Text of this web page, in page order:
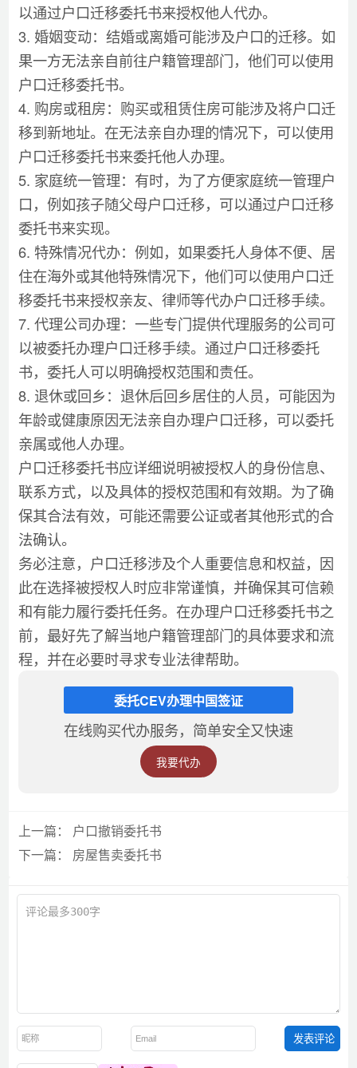
以通过户口迁移委托书来授权他人代办。
3. 婚姻变动：结婚或离婚可能涉及户口的迁移。如
果一方无法亲自前往户籍管理部门，他们可以使用
户口迁移委托书。
4. 购房或租房：购买或租赁住房可能涉及将户口迁
移到新地址。在无法亲自办理的情况下，可以使用
户口迁移委托书来委托他人办理。
5. 家庭统一管理：有时，为了方便家庭统一管理户
口，例如孩子随父母户口迁移，可以通过户口迁移
委托书来实现。
6. 特殊情况代办：例如，如果委托人身体不便、居
住在海外或其他特殊情况下，他们可以使用户口迁
移委托书来授权亲友、律师等代办户口迁移手续。
7. 代理公司办理：一些专门提供代理服务的公司可
以被委托办理户口迁移手续。通过户口迁移委托
书，委托人可以明确授权范围和责任。
8. 退休或回乡：退休后回乡居住的人员，可能因为
年龄或健康原因无法亲自办理户口迁移，可以委托
亲属或他人办理。
户口迁移委托书应详细说明被授权人的身份信息、
联系方式，以及具体的授权范围和有效期。为了确
保其合法有效，可能还需要公证或者其他形式的合
法确认。
务必注意，户口迁移涉及个人重要信息和权益，因
此在选择被授权人时应非常谨慎，并确保其可信赖
和有能力履行委托任务。在办理户口迁移委托书之
前，最好先了解当地户籍管理部门的具体要求和流
程，并在必要时寻求专业法律帮助。
委托CEV办理中国签证
在线购买代办服务，简单安全又快速
我要代办
上一篇：
户口撤销委托书
下一篇：
房屋售卖委托书